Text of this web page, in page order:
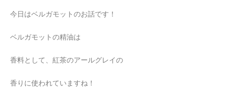
今日はベルガモットのお話です！
ベルガモットの精油は
香料として、紅茶のアールグレイの
香りに使われていますね！